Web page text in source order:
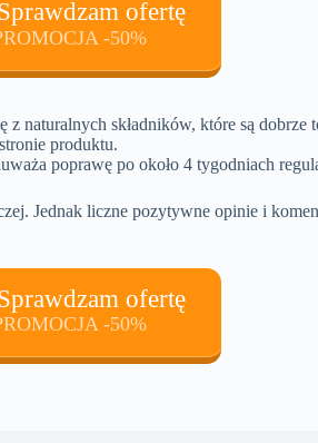
ofertę
-50%
z naturalnych składników, które są
produktu.
poprawę po około 4 tygodniach
Jednak liczne pozytywne opinie i
ofertę
-50%